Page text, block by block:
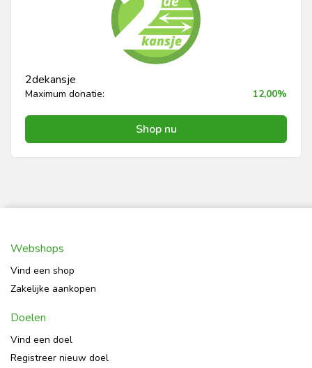
2dekansje
Maximum donatie: 12,00%
Shop nu
Webshops
Vind een shop
Zakelijke aankopen
Doelen
Vind een doel
Registreer nieuw doel